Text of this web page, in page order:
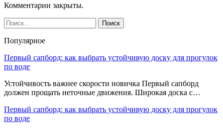
Комментарии закрыты.
Популярное
Первый сапборд: как выбрать устойчивую доску для прогулок
по воде
Устойчивость важнее скорости новичка Первый сапборд
должен прощать неточные движения. Широкая доска с…
Первый сапборд: как выбрать устойчивую доску для прогулок
по воде